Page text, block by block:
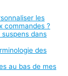
les
commandes ?
dans
des
au bas de mes